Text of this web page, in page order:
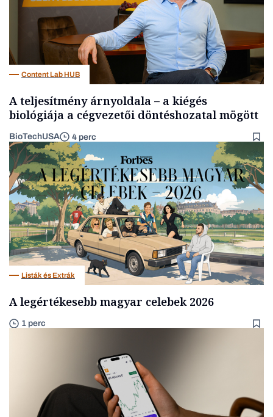
Content Lab HUB
A teljesítmény árnyoldala – a kiégés
biológiája a cégvezetői döntéshozatal mögött
BioTechUSA 4 perc
Listák és Extrák
A legértékesebb magyar celebek 2026
1 perc